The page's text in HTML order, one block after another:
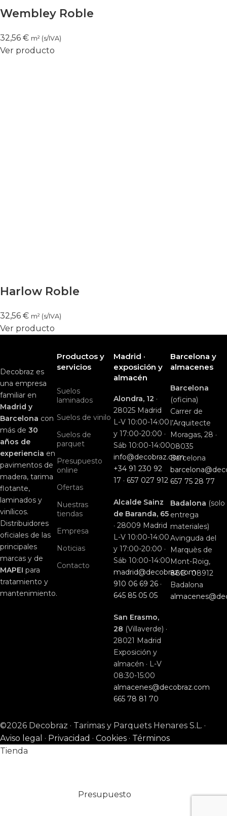
Wembley Roble
32,56 € m² (s/IVA)
Ver producto
Harlow Roble
32,56 € m² (s/IVA)
Ver producto
Decobraz es
una empresa
familiar en
Madrid y
Barcelona con
más de 30
años de
experiencia en
pavimentos de
madera, tarima
flotante,
laminados y
vinílicos.
Distribuidores
oficiales de las
principales
marcas y de
MAPEI para
tratamiento y
mantenimiento.
Productos y
servicios
Suelos
laminados
Suelos de vinilo
Suelos de
parquet
Presupuesto
online
Ofertas
Nuestras
tiendas
Empresa
Noticias
Contacto
Madrid ·
exposición y
almacén
Alondra, 12 ·
28025 Madrid
L-V 10:00-14:00
y 17:00-20:00 ·
Sáb 10:00-14:00
info@decobraz.com
+34 91 230 92
17 · 657 027 912
Alcalde Sainz
de Baranda, 65
· 28009 Madrid
L-V 10:00-14:00
y 17:00-20:00 ·
Sáb 10:00-14:00
madrid@decobraz.com
910 06 69 26 ·
645 85 05 05
San Erasmo,
28 (Villaverde) ·
28021 Madrid
Exposición y
almacén · L-V
08:30-15:00
almacenes@decobraz.com
665 78 81 70
Barcelona y
almacenes
Barcelona
(oficina)
Carrer de
l’Arquitecte
Moragas, 28 ·
08035
Barcelona
657 75 28 77
Badalona (solo
entrega
materiales)
Avinguda del
Marquès de
Mont-Roig,
88B · 08912
Badalona
©2026 Decobraz · Tarimas y Parquets Henares S.L. ·
Aviso legal · Privacidad · Cookies · Términos
Tienda
Presupuesto